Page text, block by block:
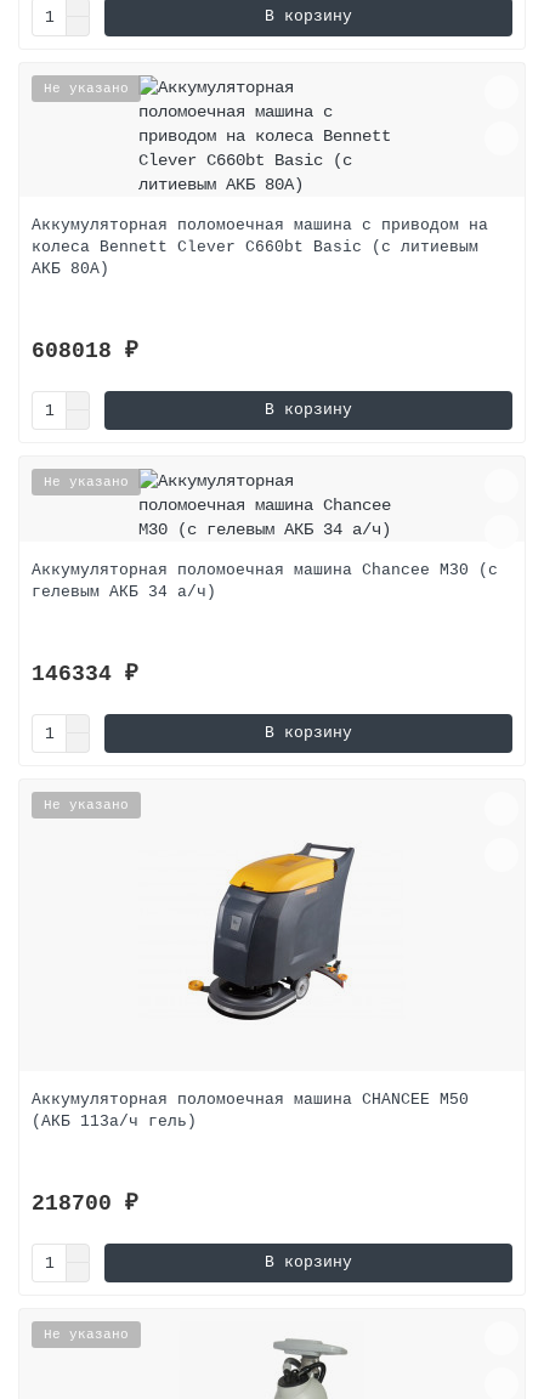
В корзину
Не указано
Аккумуляторная поломоечная машина c приводом на
колеса Bennett Clever C660bt Basic (с литиевым
АКБ 80A)
608018 ₽
В корзину
Не указано
Аккумуляторная поломоечная машина Chancee M30 (с
гелевым АКБ 34 а/ч)
146334 ₽
В корзину
Не указано
Аккумуляторная поломоечная машина CHANCEE M50
(АКБ 113а/ч гель)
218700 ₽
В корзину
Не указано